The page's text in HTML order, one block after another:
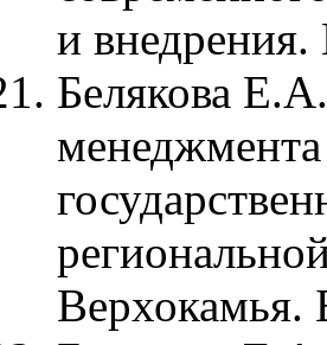
и
Белякова
менеджмента
Верхокамья.